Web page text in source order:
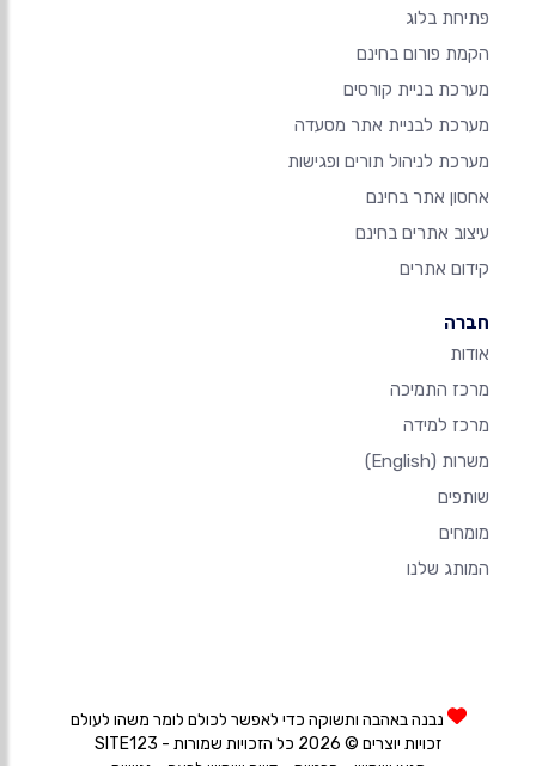
פתיחת בלוג
הקמת פורום בחינם
מערכת בניית קורסים
מערכת לבניית אתר מסעדה
מערכת לניהול תורים ופגישות
אחסון אתר בחינם
עיצוב אתרים בחינם
קידום אתרים
חברה
אודות
מרכז התמיכה
מרכז למידה
משרות (English)
שותפים
מומחים
המותג שלנו
נבנה באהבה ותשוקה כדי לאפשר לכולם לומר משהו לעולם
זכויות יוצרים © 2026 כל הזכויות שמורות - SITE123